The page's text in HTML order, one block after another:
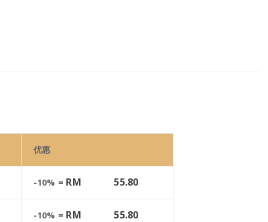
优惠
-10% = RM 55.80
-10% = RM 55.80